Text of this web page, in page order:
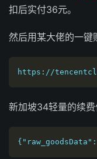
扣后实付36元。
然后用某大佬的一键
https://
新加坡34轻量的续费